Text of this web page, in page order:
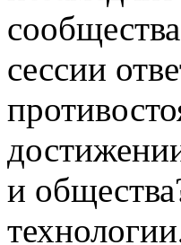
сессии
и